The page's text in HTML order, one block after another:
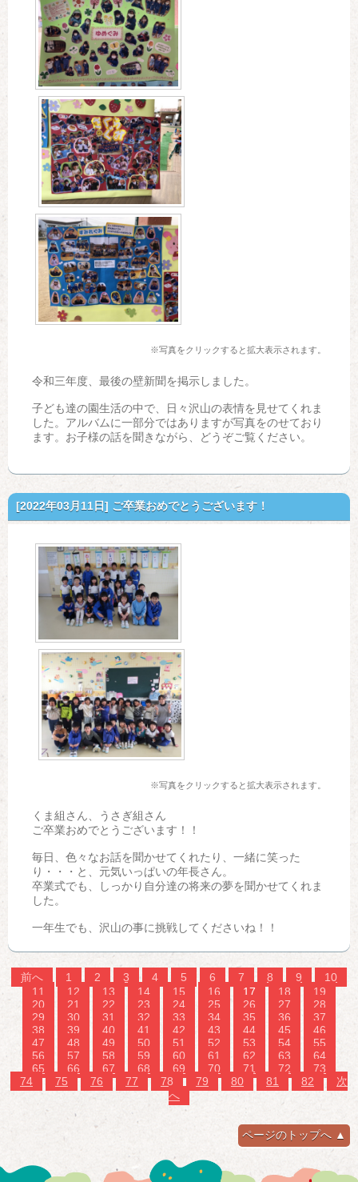
※写真をクリックすると拡大表示されます。
令和三年度、最後の壁新聞を掲示しました。
子ども達の園生活の中で、日々沢山の表情を見せてくれま
した。アルバムに一部分ではありますが写真をのせており
ます。お子様の話を聞きながら、どうぞご覧ください。
[2022年03月11日] ご卒業おめでとうございます！
※写真をクリックすると拡大表示されます。
くま組さん、うさぎ組さん
ご卒業おめでとうございます！！
毎日、色々なお話を聞かせてくれたり、一緒に笑った
り・・・と、元気いっぱいの年長さん。
卒業式でも、しっかり自分達の将来の夢を聞かせてくれま
した。
一年生でも、沢山の事に挑戦してくださいね！！
前へ 1 2 3 4 5 6 7 8 9
10
11
12 13 14 15 16 17 18
19
20
21 22 23 24 25 26 27
28
29
30 31 32 33 34 35 36
37
38
39 40 41 42 43 44 45
46
47
48 49 50 51 52 53 54
55
56
57 58 59 60 61 62 63
64
65
66 67 68 69 70 71 72
73
74
75 76 77 78 79 80 81 82
次
へ
ページのトップへ ▲